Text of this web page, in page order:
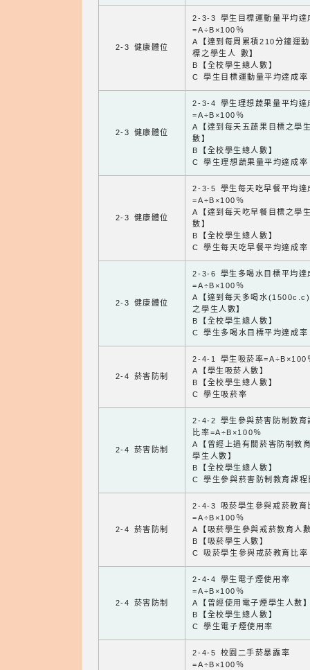
2-3 健康體位
2-3-3 學生目標運動量平均達
=A÷B×100％
A【達到每周累積210分鐘運
標之學生人 數】
B【全校學生總人數】
C 學生目標運動量平均達成率
2-3 健康體位
2-3-4 學生理想蔬果量平均達
=A÷B×100％
A【達到每天五蔬果目標之學
數】
B【全校學生總人數】
C 學生理想蔬果量平均達成率
2-3 健康體位
2-3-5 學生每天吃早餐平均達
=A÷B×100％
A【達到每天吃早餐目標之學
數】
B【全校學生總人數】
C 學生每天吃早餐平均達成率
2-3 健康體位
2-3-6 學生多喝水目標平均達
=A÷B×100％
A【達到每天多喝水
之學生人數】
B【全校學生總人數】
C 學生多喝水目標平均達成率
2-4 菸害防制
2-4-1 學生吸菸率=A÷B×100
A【學生吸菸人數】
B【全校學生總人數】
C 學生吸菸率
2-4 菸害防制
2-4-2 學生參與菸害防制教育
比率=A÷B×100％
A【曾經上過有關菸害防制教
學生人數】
B【全校學生總人數】
C 學生參與菸害防制教育課程
2-4 菸害防制
2-4-3 吸菸學生參與戒菸教育
=A÷B×100％
A【吸菸學生參與戒菸教育人
B【吸菸學生人數】
C 吸菸學生參與戒菸教育比率
2-4 菸害防制
2-4-4 學生電子煙使用率
=A÷B×100％
A【曾經使用電子煙學生人數
B【全校學生總人數】
C 學生電子煙使用率
2-4-5 校園二手菸暴露率
=A÷B×100％